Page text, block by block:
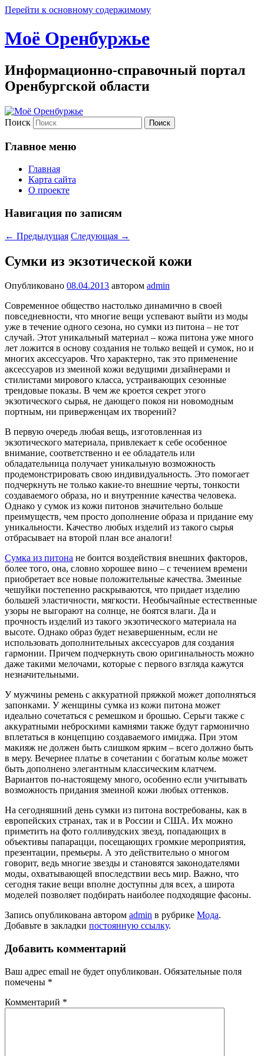
Перейти к основному содержимому
Моё Оренбуржье
Информационно-справочный портал
Оренбургской области
Поиск
Главное меню
Главная
Карта сайта
О проекте
Навигация по записям
← Предыдущая Следующая →
Сумки из экзотической кожи
Опубликовано 08.04.2013 автором admin
Современное общество настолько динамично в своей
повседневности, что многие вещи успевают выйти из моды
уже в течение одного сезона, но сумки из питона – не тот
случай. Этот уникальный материал – кожа питона уже много
лет ложится в основу создания не только вещей и сумок, но и
многих аксессуаров. Что характерно, так это применение
аксессуаров из змеиной кожи ведущими дизайнерами и
стилистами мирового класса, устраивающих сезонные
трендовые показы. В чем же кроется секрет этого
экзотического сырья, не дающего покоя ни новомодным
портным, ни приверженцам их творений?
В первую очередь любая вещь, изготовленная из
экзотического материала, привлекает к себе особенное
внимание, соответственно и ее обладатель или
обладательница получает уникальную возможность
продемонстрировать свою индивидуальность. Это помогает
подчеркнуть не только какие-то внешние черты, тонкости
создаваемого образа, но и внутренние качества человека.
Однако у сумок из кожи питонов значительно больше
преимуществ, чем просто дополнение образа и придание ему
уникальности. Качество любых изделий из такого сырья
отбрасывает на второй план все аналоги!
Сумка из питона не боится воздействия внешних факторов,
более того, она, словно хорошее вино – с течением времени
приобретает все новые положительные качества. Змеиные
чешуйки постепенно раскрываются, что придает изделию
большей эластичности, мягкости. Необычайные естественные
узоры не выгорают на солнце, не боятся влаги. Да и
прочность изделий из такого экзотического материала на
высоте. Однако образ будет незавершенным, если не
использовать дополнительных аксессуаров для создания
гармонии. Причем подчеркнуть свою оригинальность можно
даже такими мелочами, которые с первого взгляда кажутся
незначительными.
У мужчины ремень с аккуратной пряжкой может дополняться
запонками. У женщины сумка из кожи питона может
идеально сочетаться с ремешком и брошью. Серьги также с
аккуратными неброскими камнями также будут гармонично
вплетаться в концепцию создаваемого имиджа. При этом
макияж не должен быть слишком ярким – всего должно быть
в меру. Вечернее платье в сочетании с богатым колье может
быть дополнено элегантным классическим клатчем.
Вариантов по-настоящему много, особенно если учитывать
возможность придания змеиной кожи любых оттенков.
На сегодняшний день сумки из питона востребованы, как в
европейских странах, так и в России и США. Их можно
приметить на фото голливудских звезд, попадающих в
объективы папарацци, посещающих громкие мероприятия,
презентации, премьеры. А это действительно о многом
говорит, ведь многие звезды и становятся законодателями
моды, охватывающей впоследствии весь мир. Важно, что
сегодня такие вещи вполне доступны для всех, а широта
моделей позволяет подбирать наиболее подходящие фасоны.
Запись опубликована автором admin в рубрике Мода.
Добавьте в закладки постоянную ссылку.
Добавить комментарий
Ваш адрес email не будет опубликован. Обязательные поля
помечены *
Комментарий *